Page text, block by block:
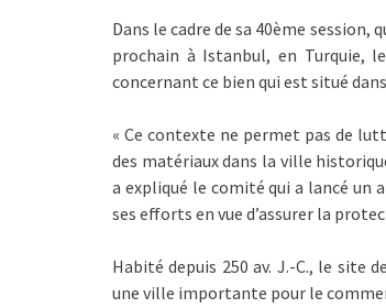
Dans le cadre de sa 40ème session,
prochain à Istanbul, en Turquie,
concernant ce bien qui est situé
« Ce contexte ne permet pas de
des matériaux dans la ville
a expliqué le comité qui a lancé un
ses efforts en vue d’assurer la
Habité depuis 250 av. J.-C., le site
une ville importante pour le